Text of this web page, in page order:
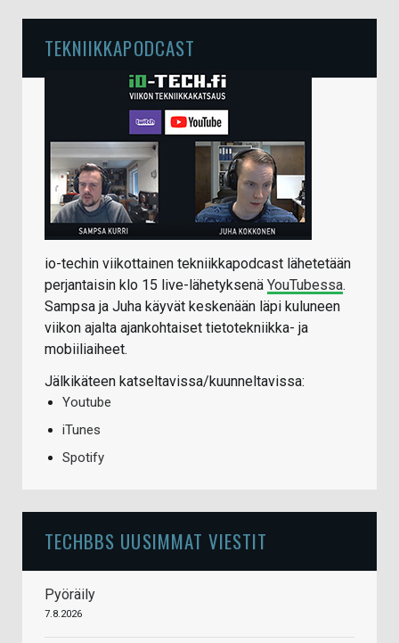
TEKNIIKKAPODCAST
io-techin viikottainen tekniikkapodcast lähetetään
perjantaisin klo 15 live-lähetyksenä YouTubessa.
Sampsa ja Juha käyvät keskenään läpi kuluneen
viikon ajalta ajankohtaiset tietotekniikka- ja
mobiiliaiheet.
Jälkikäteen katseltavissa/kuunneltavissa:
Youtube
iTunes
Spotify
TECHBBS UUSIMMAT VIESTIT
Pyöräily
7.8.2026